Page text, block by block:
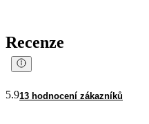
Recenze
5.913 hodnocení zákazníků